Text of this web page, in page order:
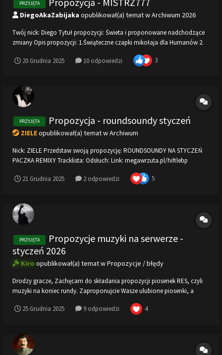
PRZYJĘTA
DiegoAkaZabijaka opublikował(a) temat w Archiwum 2026
Twój nick: Diego Tytuł propozycji: Świeta i proponowane nadchodzące
zmiany Opis propozycji: 1.Świąteczne czapki mikołaja dla Humanów 2.
01.02.2026 3. dodania /exp (dużo więcej opcji takich jak szybsze strzelanie
20 Grudnia 2025 10 odpowiedzi 3
PRZYJĘTA Propozycja - roundsoundy styczeń
ZIELEopublikował(a) temat w Archiwum
Nick: ZIELE Przedstaw swoją propozycję: ROUNDSOUNDY NA STYCZEŃ
PACZKA REMIXY Tracklista: Odsłuch: Link: megawrzuta.pl/hiftlebp
megawrzuta.pl/p5vjmnes Dawać tu s...
21 Grudnia 2025 2 odpowiedzi 5
PRZYJĘTA
Propozycje muzyki na serwerze -
styczeń 2026
Kiro opublikował(a) temat wPropozycje / błędy
Drodzy gracze, Zachęcam do składania propozycji piosenek RES, czyli
muzyki na koniec rundy. Zaproponujcie Wasze ulubione piosenki, a
odpowiedzi, aby poprawnie dodać wybraną piosenkę (max 10 piosenek
25 Grudnia 2025 9 odpowiedzi 4